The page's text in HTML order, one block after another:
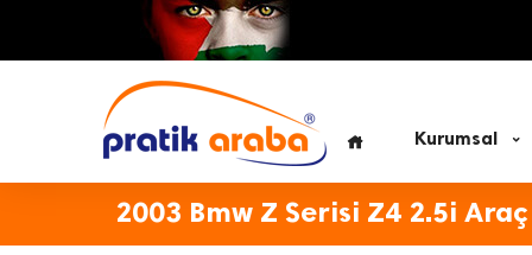
Kurumsal
2003 Bmw Z Serisi Z4 2.5i Araç